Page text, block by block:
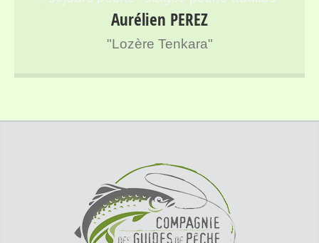
Guide de pêche à la mouche spécialisé en Tenkara sur
l’ensemble des rivières de Lozère
Aurélien PEREZ
"Lozère Tenkara"